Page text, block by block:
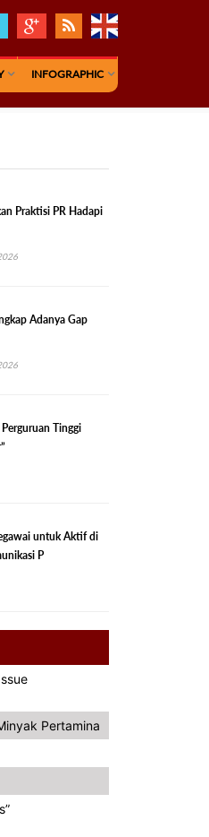
INFOGRAPHIC
Praktisi PR Hadapi
Adanya Gap
Tinggi
untuk Aktif di
P
Pertamina